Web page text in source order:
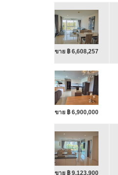
ขาย ฿ 6,608,257
ขาย ฿ 6,900,000
ขาย ฿ 9,123,900